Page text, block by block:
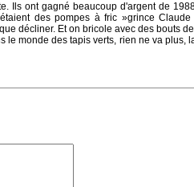
Ils ont gagné beaucoup d'argent de
des pompes à fric »grince Claude
décliner. Et on bricole avec des bouts
le monde des tapis verts, rien ne va plus,